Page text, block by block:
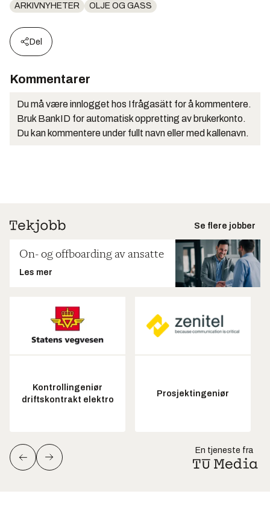
ARKIVNYHETER OLJE OG GASS
Del
Kommentarer
Du må være innlogget hos Ifrågasätt for å kommentere.
Bruk BankID for automatisk oppretting av brukerkonto.
Du kan kommentere under fullt navn eller med kallenavn.
Se flere jobber
On- og offboarding av ansatte
Les mer
Kontrollingeniør
driftskontrakt elektro
Prosjektingeniør
En tjeneste fra